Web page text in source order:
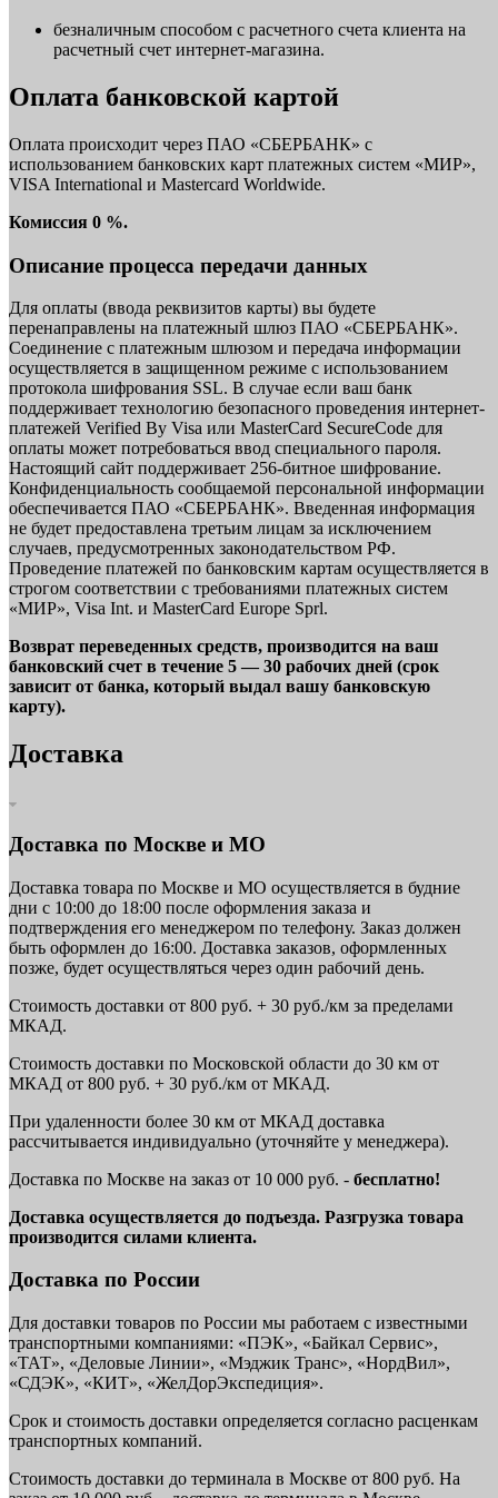
безналичным способом с расчетного счета клиента на
расчетный счет интернет-магазина.
Оплата банковской картой
Оплата происходит через ПАО «СБЕРБАНК» с
использованием банковских карт платежных систем «МИР»,
VISA International и Mastercard Worldwide.
Комиссия 0 %.
Описание процесса передачи данных
Для оплаты (ввода реквизитов карты) вы будете
перенаправлены на платежный шлюз ПАО «СБЕРБАНК».
Соединение с платежным шлюзом и передача информации
осуществляется в защищенном режиме с использованием
протокола шифрования SSL. В случае если ваш банк
поддерживает технологию безопасного проведения интернет-
платежей Verified By Visa или MasterCard SecureCode для
оплаты может потребоваться ввод специального пароля.
Настоящий сайт поддерживает 256-битное шифрование.
Конфиденциальность сообщаемой персональной информации
обеспечивается ПАО «СБЕРБАНК». Введенная информация
не будет предоставлена третьим лицам за исключением
случаев, предусмотренных законодательством РФ.
Проведение платежей по банковским картам осуществляется в
строгом соответствии с требованиями платежных систем
«МИР», Visa Int. и MasterCard Europe Sprl.
Возврат переведенных средств, производится на ваш
банковский счет в течение 5 — 30 рабочих дней (срок
зависит от банка, который выдал вашу банковскую
карту).
Доставка
Доставка по Москве и МО
Доставка товара по Москве и МО осуществляется в будние
дни с 10:00 до 18:00 после оформления заказа и
подтверждения его менеджером по телефону. Заказ должен
быть оформлен до 16:00. Доставка заказов, оформленных
позже, будет осуществляться через один рабочий день.
Стоимость доставки от 800 руб. + 30 руб./км за пределами
МКАД.
Стоимость доставки по Московской области до 30 км от
МКАД от 800 руб. + 30 руб./км от МКАД.
При удаленности более 30 км от МКАД доставка
рассчитывается индивидуально (уточняйте у менеджера).
Доставка по Москве на заказ от 10 000 руб. - бесплатно!
Доставка осуществляется до подъезда. Разгрузка товара
производится силами клиента.
Доставка по России
Для доставки товаров по России мы работаем с известными
транспортными компаниями: «ПЭК», «Байкал Сервис»,
«ТАТ», «Деловые Линии», «Мэджик Транс», «НордВил»,
«СДЭК», «КИТ», «ЖелДорЭкспедиция».
Срок и стоимость доставки определяется согласно расценкам
транспортных компаний.
Стоимость доставки до терминала в Москве от 800 руб. На